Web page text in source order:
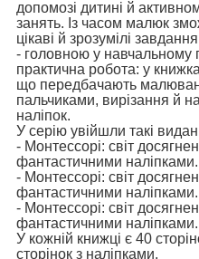
допомозі дитині й
занять. Із часом малюк
цікаві й зрозумілі
- головною у навчальному
практична робота: у
що передбачають
пальчиками, вирізання й
наліпок.
У серію увійшли такі
- Монтессорі: світ
фантастичними наліпками.
- Монтессорі: світ
фантастичними
- Монтессорі: світ
фантастичними
У кожній книжці є 40
сторінок з наліпками.